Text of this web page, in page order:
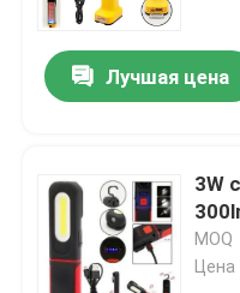
Лучшая цена
3W
MOQ
Цена